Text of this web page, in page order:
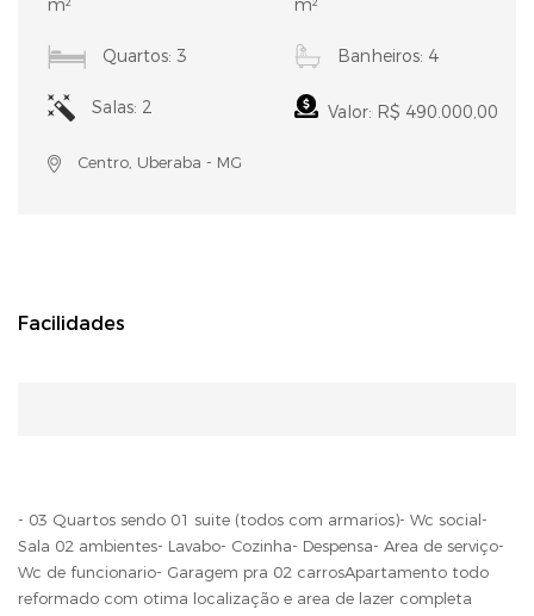
m²
m²
Quartos: 3 Banheiros: 4
Salas: 2 Valor: R$ 490.000,00
Centro, Uberaba - MG
Facilidades
- 03 Quartos sendo 01 suite (todos com armarios)- Wc social-
Sala 02 ambientes- Lavabo- Cozinha- Despensa- Area de serviço-
Wc de funcionario- Garagem pra 02 carrosApartamento todo
reformado com otima localização e area de lazer completa